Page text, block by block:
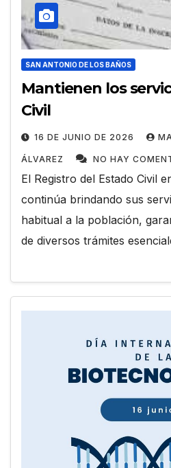
SAN ANTONIO DE LOS BAÑOS
Mantienen los
Civil
16 DE JUNIO DE 2026
ÁLVAREZ NO HAY
El Registro del Estado Civil
continúa brindando sus
habitual a la población,
de diversos trámites